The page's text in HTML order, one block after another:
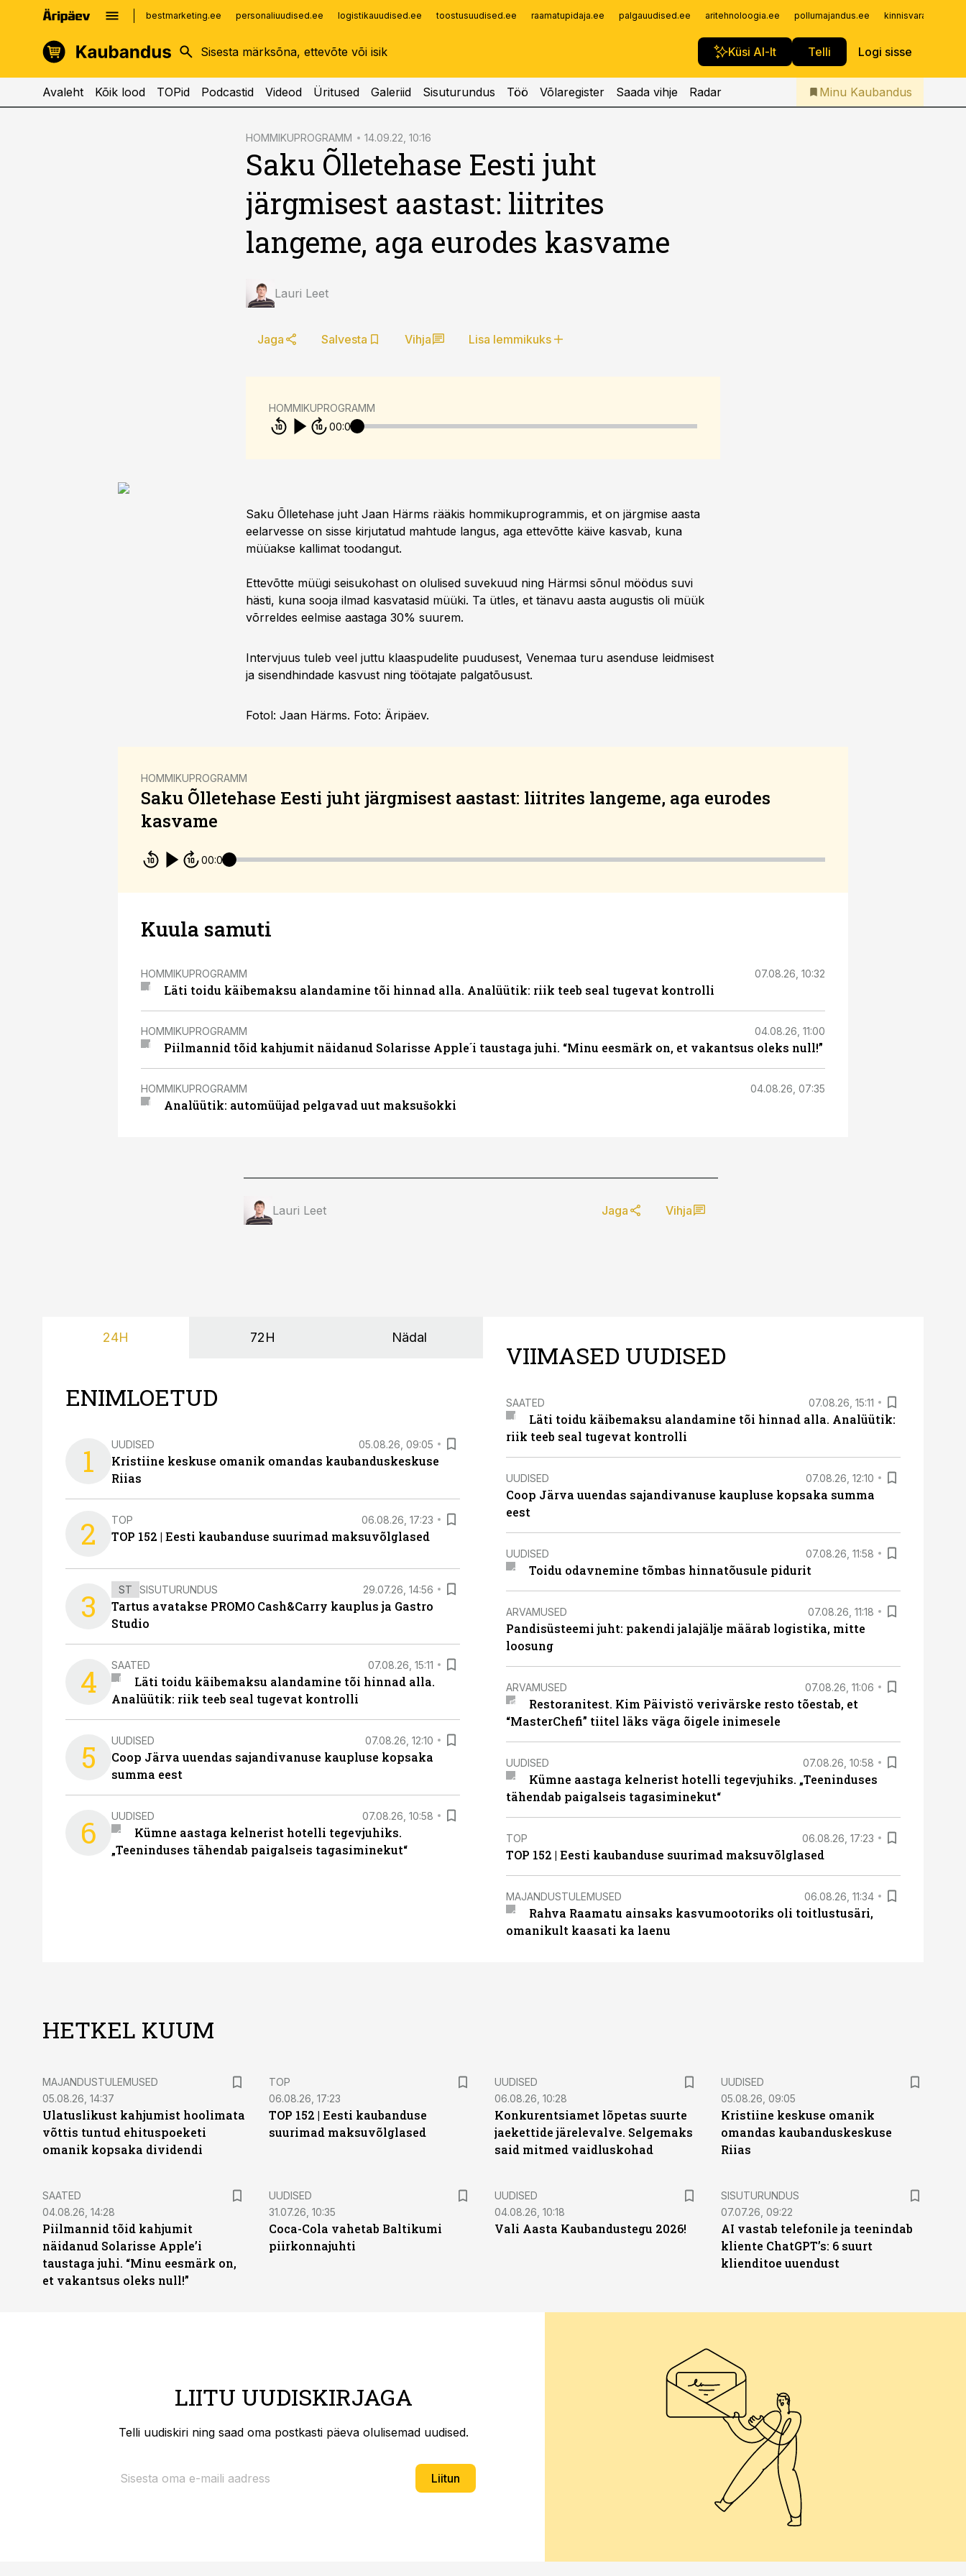
bestmarketing.ee personaliuudised.ee logistikauudised.ee toostusuudised.ee raamatupidaja.ee palgauudised.ee aritehnoloogia.ee pollumajandus.ee
Küsi AI-lt Telli Logi sisse
kinnisvarauudised.ee
logistikauudised.ee
imelineajalugu.ee
Infopank
Iseteenindus
Telli Kaubandus
Avaleht Kõik lood TOPid Podcastid Videod Üritused Galeriid Sisuturundus Töö Võlaregister Saada vihje Radar Minu Kaubandus
HOMMIKUPROGRAMM 14.09.22, 10:16
Saku Õlletehase Eesti juht
järgmisest aastast: liitrites
langeme, aga eurodes kasvame
Lauri Leet
Jaga Salvesta Vihja Lisa lemmikuks
HOMMIKUPROGRAMM
00:00
Saku Õlletehase juht Jaan Härms rääkis hommikuprogrammis, et on järgmise aasta
eelarvesse on sisse kirjutatud mahtude langus, aga ettevõtte käive kasvab, kuna
müüakse kallimat toodangut.
Ettevõtte müügi seisukohast on olulised suvekuud ning Härmsi sõnul möödus suvi
hästi, kuna sooja ilmad kasvatasid müüki. Ta ütles, et tänavu aasta augustis oli müük
võrreldes eelmise aastaga 30% suurem.
Intervjuus tuleb veel juttu klaaspudelite puudusest, Venemaa turu asenduse leidmisest
ja sisendhindade kasvust ning töötajate palgatõusust.
Fotol: Jaan Härms. Foto: Äripäev.
HOMMIKUPROGRAMM
Saku Õlletehase Eesti juht järgmisest aastast: liitrites langeme, aga eurodes
kasvame
00:00
Kuula samuti
HOMMIKUPROGRAMM 07.08.26, 10:32
Läti toidu käibemaksu alandamine tõi hinnad alla. Analüütik: riik teeb seal tugevat kontrolli
HOMMIKUPROGRAMM 04.08.26, 11:00
Piilmannid tõid kahjumit näidanud Solarisse Apple´i taustaga juhi. “Minu eesmärk on, et vakantsus oleks null!”
HOMMIKUPROGRAMM 04.08.26, 07:35
Analüütik: automüüjad pelgavad uut maksušokki
Lauri Leet Jaga Vihja
24H 72H Nädal
ENIMLOETUD
1 UUDISED 05.08.26, 09:05
Kristiine keskuse omanik omandas kaubanduskeskuse
Riias
2 TOP 06.08.26, 17:23
TOP 152 | Eesti kaubanduse suurimad maksuvõlglased
3 ST SISUTURUNDUS 29.07.26, 14:56
Tartus avatakse PROMO Cash&Carry kauplus ja Gastro
Studio
4 SAATED 07.08.26, 15:11
Läti toidu käibemaksu alandamine tõi hinnad alla.
Analüütik: riik teeb seal tugevat kontrolli
5 UUDISED 07.08.26, 12:10
Coop Järva uuendas sajandivanuse kaupluse kopsaka
summa eest
6 UUDISED 07.08.26, 10:58
Kümne aastaga kelnerist hotelli tegevjuhiks.
„Teeninduses tähendab paigalseis tagasiminekut“
VIIMASED UUDISED
SAATED 07.08.26, 15:11
Läti toidu käibemaksu alandamine tõi hinnad alla. Analüütik:
riik teeb seal tugevat kontrolli
UUDISED 07.08.26, 12:10
Coop Järva uuendas sajandivanuse kaupluse kopsaka summa
eest
UUDISED 07.08.26, 11:58
Toidu odavnemine tõmbas hinnatõusule pidurit
ARVAMUSED 07.08.26, 11:18
Pandisüsteemi juht: pakendi jalajälje määrab logistika, mitte
loosung
ARVAMUSED 07.08.26, 11:06
Restoranitest. Kim Päivistö verivärske resto tõestab, et
“MasterChefi” tiitel läks väga õigele inimesele
UUDISED 07.08.26, 10:58
Kümne aastaga kelnerist hotelli tegevjuhiks. „Teeninduses
tähendab paigalseis tagasiminekut“
TOP 06.08.26, 17:23
TOP 152 | Eesti kaubanduse suurimad maksuvõlglased
MAJANDUSTULEMUSED 06.08.26, 11:34
Rahva Raamatu ainsaks kasvumootoriks oli toitlustusäri,
omanikult kaasati ka laenu
HETKEL KUUM
MAJANDUSTULEMUSED
05.08.26, 14:37
Ulatuslikust kahjumist hoolimata
võttis tuntud ehituspoeketi
omanik kopsaka dividendi
TOP
06.08.26, 17:23
TOP 152 | Eesti kaubanduse
suurimad maksuvõlglased
UUDISED
06.08.26, 10:28
Konkurentsiamet lõpetas suurte
jaekettide järelevalve. Selgemaks
said mitmed vaidluskohad
UUDISED
05.08.26, 09:05
Kristiine keskuse omanik
omandas kaubanduskeskuse
Riias
SAATED
04.08.26, 14:28
Piilmannid tõid kahjumit
näidanud Solarisse Apple’i
taustaga juhi. “Minu eesmärk on,
et vakantsus oleks null!”
UUDISED
31.07.26, 10:35
Coca-Cola vahetab Baltikumi
piirkonnajuhti
UUDISED
04.08.26, 10:18
Vali Aasta Kaubandustegu 2026!
ST
SISUTURUNDUS
07.07.26, 09:22
AI vastab telefonile ja teenindab
kliente ChatGPT’s: 6 suurt
klienditoe uuendust
LIITU UUDISKIRJAGA
Telli uudiskiri ning saad oma postkasti päeva olulisemad uudised.
Liitun